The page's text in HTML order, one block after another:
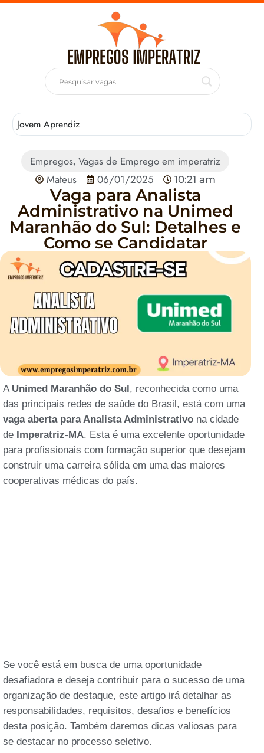
Jovem Aprendiz
Empregos,Vagas de Emprego em imperatriz
Mateus
06/01/2025 10:21 am
Vaga para Analista
Administrativo na Unimed
Maranhão do Sul: Detalhes e
Como se Candidatar
A Unimed Maranhão do Sul, reconhecida como uma
das principais redes de saúde do Brasil, está com uma
vaga aberta para Analista Administrativo na cidade
de Imperatriz-MA. Esta é uma excelente oportunidade
para profissionais com formação superior que desejam
construir uma carreira sólida em uma das maiores
cooperativas médicas do país.
Se você está em busca de uma oportunidade
desafiadora e deseja contribuir para o sucesso de uma
organização de destaque, este artigo irá detalhar as
responsabilidades, requisitos, desafios e benefícios
desta posição. Também daremos dicas valiosas para
se destacar no processo seletivo.